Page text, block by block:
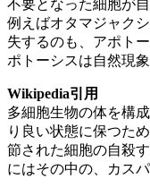
不要となった細胞が
例えばオタマジャク
失するのも、アポト
ポトーシスは自然現
Wikipedia引用
多細胞生物の体を構
り良い状態に保つた
節された細胞の自殺
にはその中の、カス